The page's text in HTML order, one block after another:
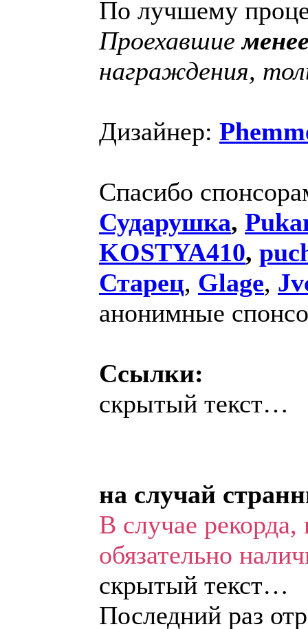
По лучшему
Проехавшие
награждения,
Дизайнер:
Спасибо
Сударушка,
KOSTYA410,
Старец, Glage,
анонимные
Ссылки:
скрытый текст…
на случай
В случае
обязательно
скрытый текст…
Последний раз